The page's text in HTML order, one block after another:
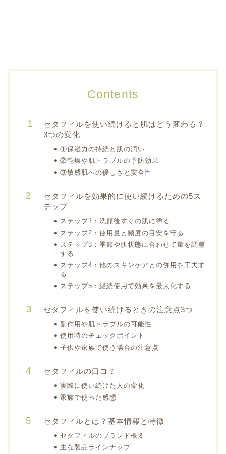
Contents
セタフィルを使い続けると肌はどう変わる？
3つの変化
①保湿力の持続と肌の潤い
②乾燥や肌トラブルの予防効果
③敏感肌への優しさと安全性
セタフィルを効果的に使い続けるための5ス
テップ
ステップ1：洗顔後すぐの肌に塗る
ステップ2：使用量と頻度の目安を守る
ステップ3：季節や肌状態に合わせて量を調整
する
ステップ4：他のスキンケアとの併用を工夫す
る
ステップ5：継続使用で効果を最大化する
セタフィルを使い続けるときの注意点3つ
副作用や肌トラブルの可能性
使用時のチェックポイント
子供や家族で使う場合の注意点
セタフィルの口コミ
実際に使い続けた人の変化
家族で使った感想
セタフィルとは？基本情報と特徴
セタフィルのブランド概要
主な製品ラインナップ